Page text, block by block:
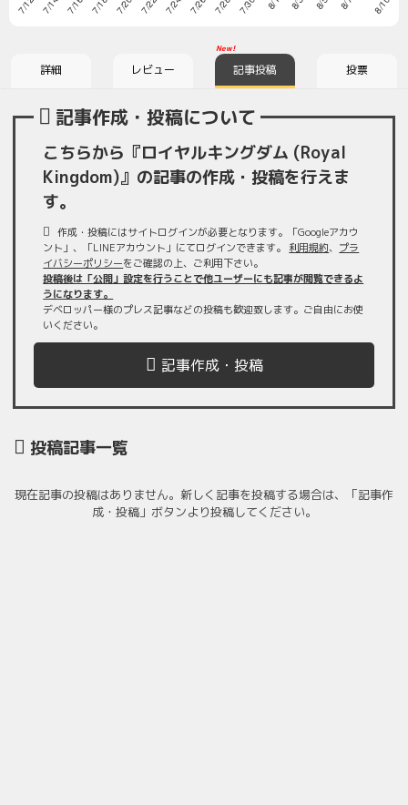
詳細 レビュー
New!
記事投稿 投票
記事作成・投稿について
こちらから『ロイヤルキングダム (Royal
Kingdom)』の記事の作成・投稿を行えま
す。
作成・投稿にはサイトログインが必要となります。「Googleアカウ
ント」、「LINEアカウント」にてログインできます。利用規約、 プラ
イバシーポリシーをご確認の上、ご利用下さい。
投稿後は「公開」設定を行うことで他ユーザーにも記事が閲覧できるよ
うになります。
デベロッパー様のプレス記事などの投稿も歓迎致します。ご自由にお使
いください。
記事作成・投稿
投稿記事一覧
現在記事の投稿はありません。新しく記事を投稿する場合は、「記事作
成・投稿」ボタンより投稿してください。